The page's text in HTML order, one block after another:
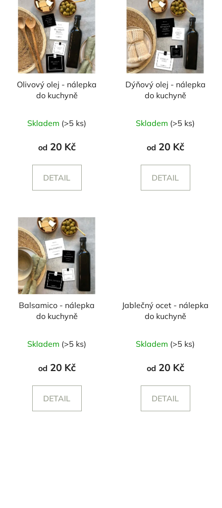
Olivový olej - nálepka
do kuchyně
Skladem (>5 ks)
od 20 Kč
DETAIL
Dýňový olej - nálepka
do kuchyně
Skladem (>5 ks)
od 20 Kč
DETAIL
Balsamico - nálepka
do kuchyně
Skladem (>5 ks)
od 20 Kč
DETAIL
Jablečný ocet - nálepka
do kuchyně
Skladem (>5 ks)
od 20 Kč
DETAIL